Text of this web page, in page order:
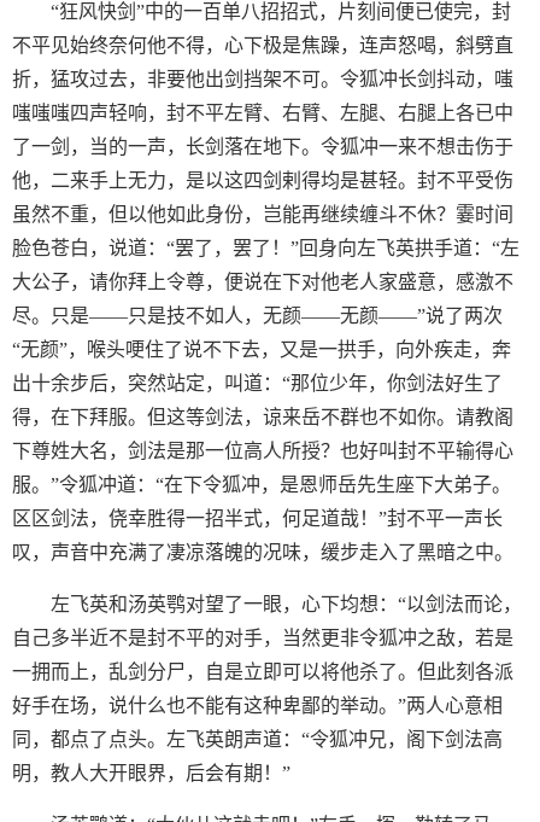
“狂风快剑”中的一百单八招招式，片刻间便已使完，封
不平见始终奈何他不得，心下极是焦躁，连声怒喝，斜劈直
折，猛攻过去，非要他出剑挡架不可。令狐冲长剑抖动，嗤
嗤嗤嗤四声轻响，封不平左臂、右臂、左腿、右腿上各已中
了一剑，当的一声，长剑落在地下。令狐冲一来不想击伤于
他，二来手上无力，是以这四剑剌得均是甚轻。封不平受伤
虽然不重，但以他如此身份，岂能再继续缠斗不休？霎时间
脸色苍白，说道：“罢了，罢了！”回身向左飞英拱手道：“左
大公子，请你拜上令尊，便说在下对他老人家盛意，感激不
尽。只是——只是技不如人，无颜——无颜——”说了两次
“无颜”，喉头哽住了说不下去，又是一拱手，向外疾走，奔
出十余步后，突然站定，叫道：“那位少年，你剑法好生了
得，在下拜服。但这等剑法，谅来岳不群也不如你。请教阁
下尊姓大名，剑法是那一位高人所授？也好叫封不平输得心
服。”令狐冲道：“在下令狐冲，是恩师岳先生座下大弟子。
区区剑法，侥幸胜得一招半式，何足道哉！”封不平一声长
叹，声音中充满了凄凉落魄的况味，缓步走入了黑暗之中。
左飞英和汤英鹗对望了一眼，心下均想：“以剑法而论，
自己多半近不是封不平的对手，当然更非令狐冲之敌，若是
一拥而上，乱剑分尸，自是立即可以将他杀了。但此刻各派
好手在场，说什么也不能有这种卑鄙的举动。”两人心意相
同，都点了点头。左飞英朗声道：“令狐冲兄，阁下剑法高
明，教人大开眼界，后会有期！”